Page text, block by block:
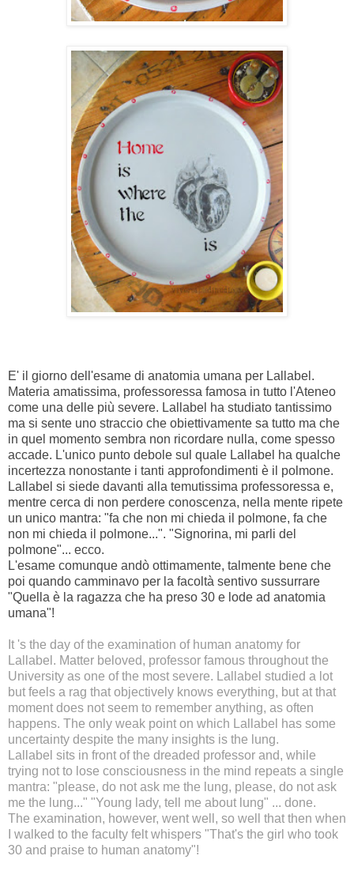
E' il giorno dell'esame di anatomia umana per Lallabel.
Materia amatissima, professoressa famosa in tutto l'Ateneo
come una delle più severe. Lallabel ha studiato tantissimo
ma si sente uno straccio che obiettivamente sa tutto ma che
in quel momento sembra non ricordare nulla, come spesso
accade. L'unico punto debole sul quale Lallabel ha qualche
incertezza nonostante i tanti approfondimenti è il polmone.
Lallabel si siede davanti alla temutissima professoressa e,
mentre cerca di non perdere conoscenza, nella mente ripete
un unico mantra: "fa che non mi chieda il polmone, fa che
non mi chieda il polmone...". "Signorina, mi parli del
polmone"... ecco.
L'esame comunque andò ottimamente, talmente bene che
poi quando camminavo per la facoltà sentivo sussurrare
"Quella è la ragazza che ha preso 30 e lode ad anatomia
umana"!
It 's the day of the examination of human anatomy for
Lallabel. Matter beloved, professor famous throughout the
University as one of the most severe. Lallabel studied a lot
but feels a rag that objectively knows everything, but at that
moment does not seem to remember anything, as often
happens. The only weak point on which Lallabel has some
uncertainty despite the many insights is the lung.
Lallabel sits in front of the dreaded professor and, while
trying not to lose consciousness in the mind repeats a single
mantra: "please, do not ask me the lung, please, do not ask
me the lung..." "Young lady, tell me about lung" ... done.
The examination, however, went well, so well that then when
I walked to the faculty felt whispers "That's the girl who took
30 and praise to human anatomy"!